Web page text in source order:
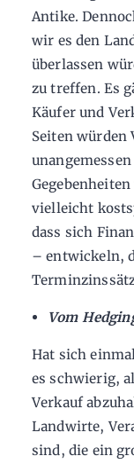
Antike.
wir es den
überlassen
zu treffen. Es
Käufer und
Seiten würden
vielleicht
dass sich
– entwickeln,
Vom
Hat sich
es schwierig,
Verkauf
Landwirte,
sind, die ein